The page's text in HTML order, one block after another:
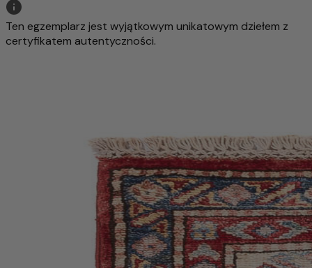
Ten egzemplarz jest wyjątkowym unikatowym dziełem z
certyfikatem autentyczności.